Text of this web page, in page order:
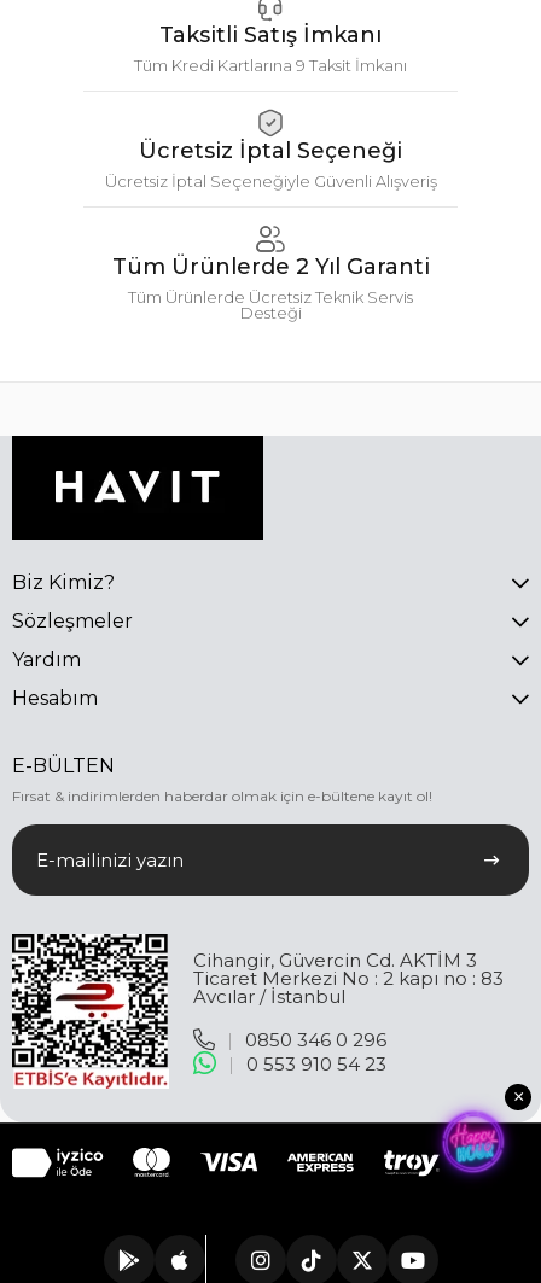
×
Taksitli Satış İmkanı
Tüm Kredi Kartlarına 9 Taksit İmkanı
Ücretsiz İptal Seçeneği
Ücretsiz İptal Seçeneğiyle Güvenli Alışveriş
Tüm Ürünlerde 2 Yıl Garanti
Tüm Ürünlerde Ücretsiz Teknik Servis
Desteği
Biz Kimiz?
Sözleşmeler
Yardım
Hesabım
E-BÜLTEN
Fırsat & indirimlerden haberdar olmak için e-bültene kayıt ol!
Cihangir, Güvercin Cd. AKTİM 3
Ticaret Merkezi No : 2 kapı no : 83
Avcılar / İstanbul
|
0850 346 0 296
|
0 553 910 54 23